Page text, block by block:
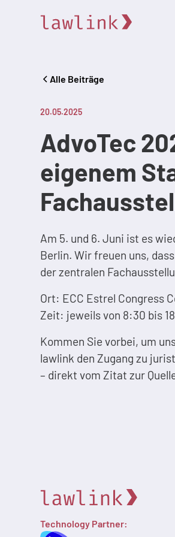
Alle Beiträge
20.05.2025
AdvoTec
eigenem
Am 5. und 6. Juni ist es
Berlin. Wir freuen uns,
der zentralen
Ort: ECC Estrel Congress
Zeit: jeweils von 8:30 bis
Kommen Sie vorbei, um
lawlink den Zugang zu
– direkt vom Zitat zur
Technology Partner: